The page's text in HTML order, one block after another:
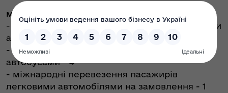
місто Київ
- внутрішні перевезення пасажирів легковими
автомобілями на замовлення - 3
- внутрішні перевезення пасажирів
автобусами - 4
- міжнародні перевезення пасажирів
легковими автомобілями на замовлення - 1